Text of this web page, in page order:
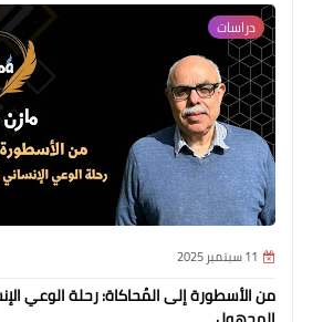
دراسات
11 سبتمبر 2025
من الأسطورة إلى المُحاكاة: رحلة الوعي